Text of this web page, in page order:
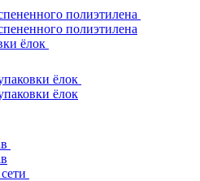
полиэтилена
полиэтилена
ёлок
ёлок
ёлок